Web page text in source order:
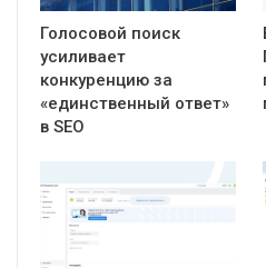
Голосовой поиск
усиливает
конкуренцию за
«единственный ответ»
в SEO